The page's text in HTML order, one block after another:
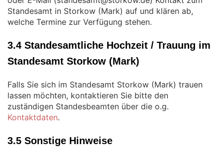
Standesamt in Storkow (Mark) auf und klären ab,
welche Termine zur Verfügung stehen.
3.4 Standesamtliche Hochzeit / Trauung im
Standesamt Storkow (Mark)
Falls Sie sich im Standesamt Storkow (Mark) trauen
lassen möchten, kontaktieren Sie bitte den
zuständigen Standesbeamten über die o.g.
Kontaktdaten.
3.5 Sonstige Hinweise